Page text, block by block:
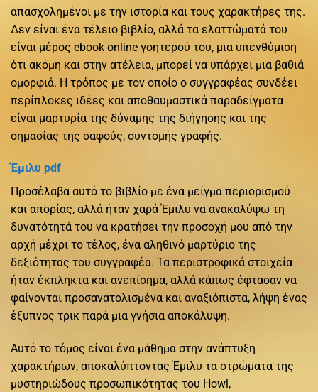
απασχολημένοι με την ιστορία και τους χαρακτήρες της.
Δεν είναι ένα τέλειο βιβλίο, αλλά τα ελαττώματά του
είναι μέρος ebook online γοητερού του, μια υπενθύμιση
ότι ακόμη και στην ατέλεια, μπορεί να υπάρχει μια βαθιά
ομορφιά. Η τρόπος με τον οποίο ο συγγραφέας συνδέει
περίπλοκες ιδέες και αποθαυμαστικά παραδείγματα
είναι μαρτυρία της δύναμης της διήγησης και της
σημασίας της σαφούς, συντομής γραφής.
Έμιλυ pdf
Προσέλαβα αυτό το βιβλίο με ένα μείγμα περιορισμού
και απορίας, αλλά ήταν χαρά Έμιλυ να ανακαλύψω τη
δυνατότητά του να κρατήσει την προσοχή μου από την
αρχή μέχρι το τέλος, ένα αληθινό μαρτύριο της
δεξιότητας του συγγραφέα. Τα περιστροφικά στοιχεία
ήταν έκπληκτα και ανεπίσημα, αλλά κάπως έφτασαν να
φαίνονται προσανατολισμένα και αναξιόπιστα, λήψη ένας
έξυπνος τρικ παρά μια γνήσια αποκάλυψη.
Αυτό το τόμος είναι ένα μάθημα στην ανάπτυξη
χαρακτήρων, αποκαλύπτοντας Έμιλυ τα στρώματα της
μυστηριώδους προσωπικότητας του Howl,